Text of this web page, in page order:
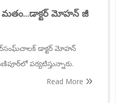
మోహన్ జీ
డాక్టర్ మోహన్
పర్యటిస్తున్నారు.
Read More